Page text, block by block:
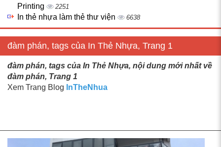
Printing
2251
In thẻ nhựa làm thẻ thư viện 6638
đàm phán, tags của In Thẻ Nhựa, Trang 1
đàm phán, tags của In Thẻ Nhựa, nội dung mới nhất về
đàm phán, Trang 1
Xem Trang Blog InTheNhua